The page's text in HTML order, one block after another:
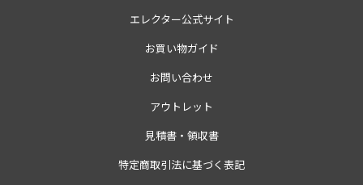
エレクター公式サイト
お買い物ガイド
お問い合わせ
アウトレット
見積書・領収書
特定商取引法に基づく表記